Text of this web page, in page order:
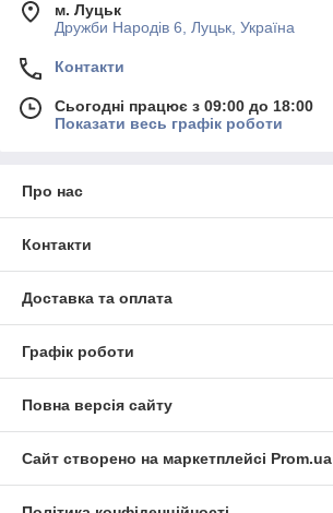
м. Луцьк
Дружби Народів 6, Луцьк, Україна
Контакти
Сьогодні працює з 09:00 до 18:00
Показати весь графік роботи
Про нас
Контакти
Доставка та оплата
Графік роботи
Повна версія сайту
Сайт створено на маркетплейсі Prom.ua